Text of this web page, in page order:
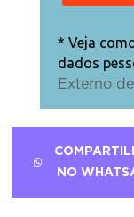
* Veja
dados
Externo
NO